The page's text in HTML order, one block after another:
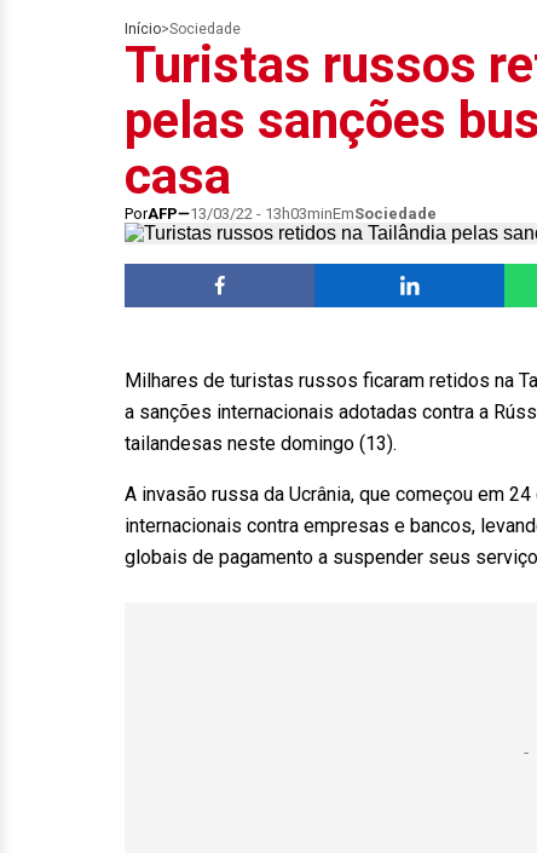
Início>Sociedade
Turistas russos
pelas sanções
casa
PorAFP 13/03/22 - 13h03minEmSociedade
Milhares de turistas russos ficaram retidos na
a sanções internacionais adotadas contra a
tailandesas neste domingo (13).
A invasão russa da Ucrânia, que começou em
internacionais contra empresas e bancos,
globais de pagamento a suspender seus